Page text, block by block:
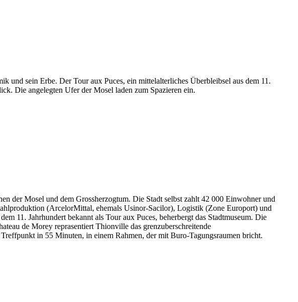
sein Erbe. Der Tour aux Puces, ein mittelalterliches Überbleibsel aus dem 11.
Die angelegten Ufer der Mosel laden zum Spazieren ein.
der Mosel und dem Grossherzogtum. Die Stadt selbst zahlt 42 000 Einwohner und
(ArcelorMittal, ehemals Usinor-Sacilor), Logistik (Zone Europort) und
11. Jahrhundert bekannt als Tour aux Puces, beherbergt das Stadtmuseum. Die
de Morey reprasentiert Thionville das grenzuberschreitende
in 55 Minuten, in einem Rahmen, der mit Buro-Tagungsraumen bricht.